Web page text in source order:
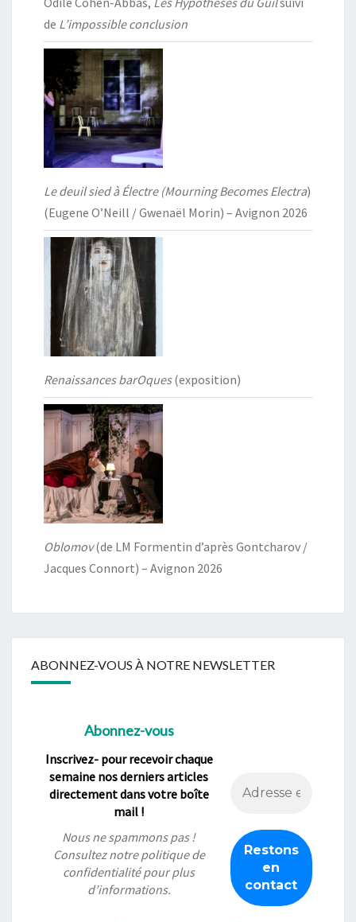
de L’impossible conclusion
Le deuil sied à Électre (Mourning Becomes Electra)
(Eugene O’Neill / Gwenaël Morin) – Avignon 2026
Renaissances barOques(exposition)
Oblomov(de LM Formentin d’après Gontcharov /
Jacques Connort) – Avignon 2026
ABONNEZ-VOUS À NOTRE NEWSLETTER
Abonnez-vous
Inscrivez- pour recevoir chaque
semaine nos derniers articles
directement dans votre boîte
mail !
Nous ne spammons pas !
Consultez notrepolitique de
confidentialitépour plus
d’informations.